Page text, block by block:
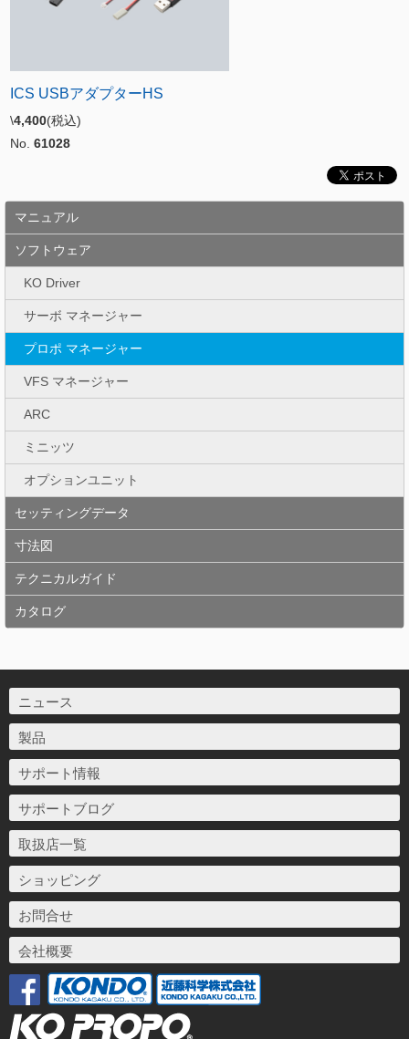
ICS USBアダプターHS
\4,400(税込)
No. 61028
マニュアル
ソフトウェア
KO Driver
サーボ マネージャー
プロポ マネージャー
VFS マネージャー
ARC
ミニッツ
オプションユニット
セッティングデータ
寸法図
テクニカルガイド
カタログ
ニュース
製品
サポート情報
サポートブログ
取扱店一覧
ショッピング
お問合せ
会社概要